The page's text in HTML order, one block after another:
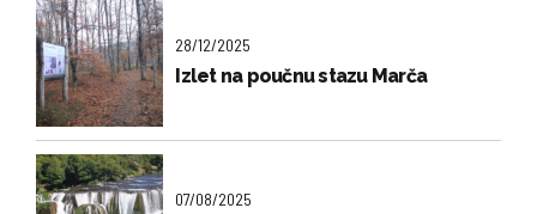
28/12/2025
Izlet na poučnu stazu Marča
07/08/2025